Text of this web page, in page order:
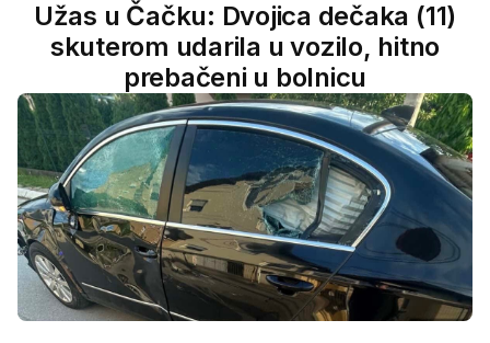
Užas u Čačku: Dvojica dečaka (11)
skuterom udarila u vozilo, hitno
prebačeni u bolnicu